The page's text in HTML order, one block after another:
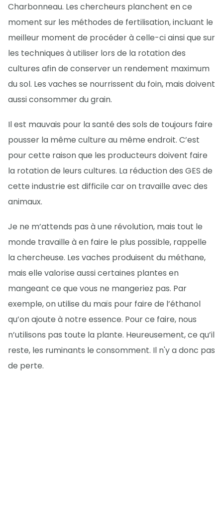
Charbonneau. Les chercheurs planchent en ce
moment sur les méthodes de fertilisation, incluant le
meilleur moment de procéder à celle-ci ainsi que sur
les techniques à utiliser lors de la rotation des
cultures afin de conserver un rendement maximum
du sol. Les vaches se nourrissent du foin, mais doivent
aussi consommer du grain.
Il est mauvais pour la santé des sols de toujours faire
pousser la même culture au même endroit. C’est
pour cette raison que les producteurs doivent faire
la rotation de leurs cultures. La réduction des GES de
cette industrie est difficile car on travaille avec des
animaux.
Je ne m’attends pas à une révolution, mais tout le
monde travaille à en faire le plus possible, rappelle
la chercheuse. Les vaches produisent du méthane,
mais elle valorise aussi certaines plantes en
mangeant ce que vous ne mangeriez pas. Par
exemple, on utilise du maïs pour faire de l’éthanol
qu’on ajoute à notre essence. Pour ce faire, nous
n’utilisons pas toute la plante. Heureusement, ce qu’il
reste, les ruminants le consomment. Il n'y a donc pas
de perte.